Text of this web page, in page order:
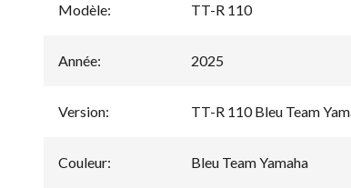
Modèle: TT-R 110
Année: 2025
Version: TT-R 110 Bleu Team
Couleur: Bleu Team Yamaha